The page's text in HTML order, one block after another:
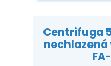
Centrifuga